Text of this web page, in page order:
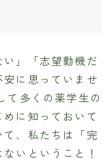
い」「志望動機だ
に思っていませ
て多くの薬学生の
に知っておいて
、私たちは「完
いということ！